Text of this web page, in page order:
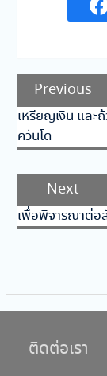
แนะแนว
เรื่อง
Previous
เหรียญเงิน และ
ควันโด
Next
เพื่อพิจารณาต่อ
ติดต่อเรา